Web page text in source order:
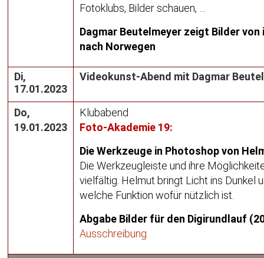
Fotoklubs, Bilder schauen, …
Dagmar Beutelmeyer zeigt Bilder von
nach Norwegen
Di,
17.01.2023
Videokunst-Abend mit Dagmar
Do,
19.01.2023
Klubabend
Foto-Akademie 19:
Die Werkzeuge in Photoshop von
Die Werkzeugleiste und ihre
vielfältig. Helmut bringt Licht ins Dunkel
welche Funktion wofür nützlich ist.
Abgabe Bilder für den Digirundlauf
Ausschreibung